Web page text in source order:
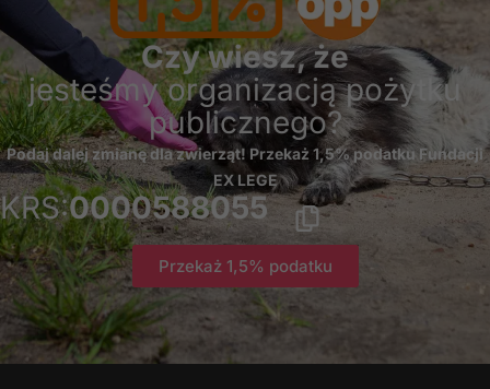
Czy wiesz, że
jesteśmy organizacją pożytku
publicznego?
Podaj dalej zmianę dla zwierząt! Przekaż 1,5% podatku Fundacji
EX LEGE
KRS:0000588055
Przekaż 1,5% podatku